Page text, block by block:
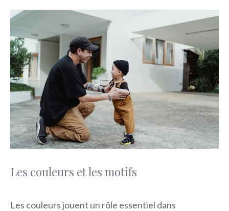
Les couleurs et les motifs
Les couleurs jouent un rôle essentiel dans